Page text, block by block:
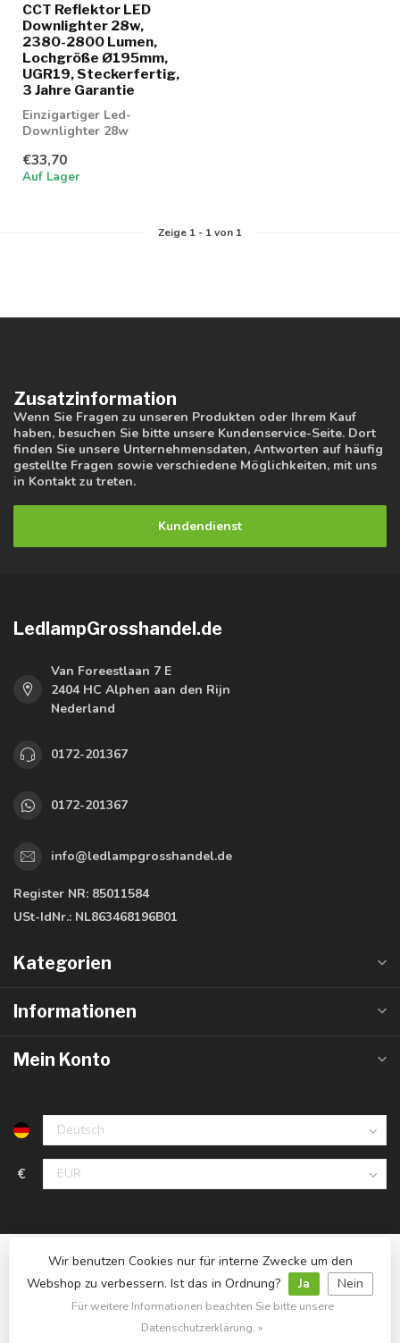
CCT Reflektor LED
Downlighter 28w,
2380-2800 Lumen,
Lochgröße Ø195mm,
UGR19, Steckerfertig,
3 Jahre Garantie
Einzigartiger Led-
Downlighter 28w
Lichtfarben; 3000K, 4000K
und...
€33,70
Auf Lager
Zeige 1- 1von 1
Zusatzinformation
Wenn Sie Fragen zu unseren Produkten oder Ihrem Kauf
haben, besuchen Sie bitte unsere Kundenservice-Seite. Dort
finden Sie unsere Unternehmensdaten, Antworten auf häufig
gestellte Fragen sowie verschiedene Möglichkeiten, mit uns
in Kontakt zu treten.
Kundendienst
LedlampGrosshandel.de
Van Foreestlaan 7 E
2404 HC Alphen aan den Rijn
Nederland
0172-201367
0172-201367
info@ledlampgrosshandel.de
Register NR: 85011584
USt-IdNr.: NL863468196B01
Kategorien
Informationen
Mein Konto
€
© Copyright 2026 LedlampGrosshandel.de- Powered by
Lightspeed- Theme byDyvelopment
Wir benutzen Cookies nur für interne Zwecke um den
Webshop zu verbessern. Ist das in Ordnung?
Ja Nein
Für weitere Informationen beachten Sie bitte unsere
Datenschutzerklärung. »